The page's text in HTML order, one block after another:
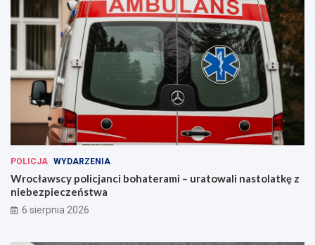
POLICJA WYDARZENIA
Wrocławscy policjanci bohaterami – uratowali nastolatkę z
niebezpieczeństwa
6 sierpnia 2026